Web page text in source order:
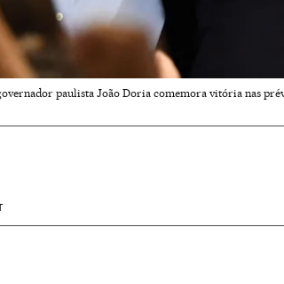
paulista João Doria comemora vitória nas
Facebook
en TwitterRedes Sociales